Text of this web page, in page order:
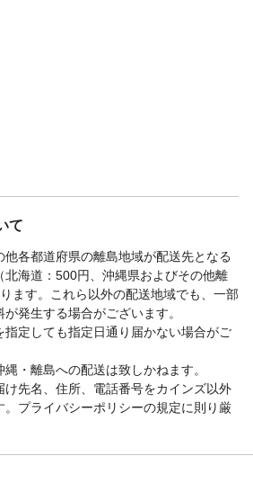
て
各都道府県の離島地域が配送先となる
北海道：500円、沖縄県およびその他離
ます。これら以外の配送地域でも、一部
発生する場合がございます。
指定しても指定日通り届かない場合がご
・離島への配送は致しかねます。
け先名、住所、電話番号をカインズ以外
。プライバシーポリシーの規定に則り厳